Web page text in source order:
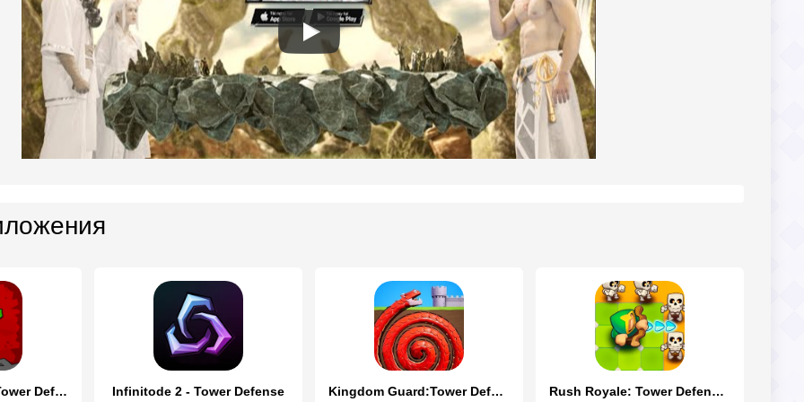
Overrun: Zombie Tower Defense Infinitode 2 - Tower Defense Kingdom Guard:Tower Defense TD Rush Royale: Tower Defense TD